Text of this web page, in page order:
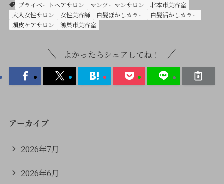
プライベートヘアサロン
マンツーマンサロン
北本市美容室
大人女性サロン
女性美容師 白髪ぼかしカラー
白髪活かしカラー
頭皮ケアサロン
鴻巣市美容室
よかったらシェアしてね！
アーカイブ
2026年7月
2026年6月